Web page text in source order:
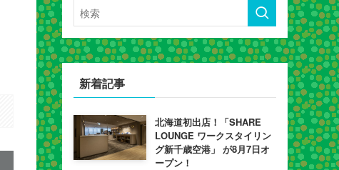
新着記事
北海道初出店！「SHARE
LOUNGE ワークスタイリン
グ新千歳空港」 が8月7日オ
ープン！